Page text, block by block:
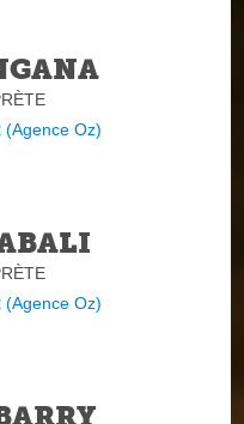
(Agence Oz)
(Agence Oz)